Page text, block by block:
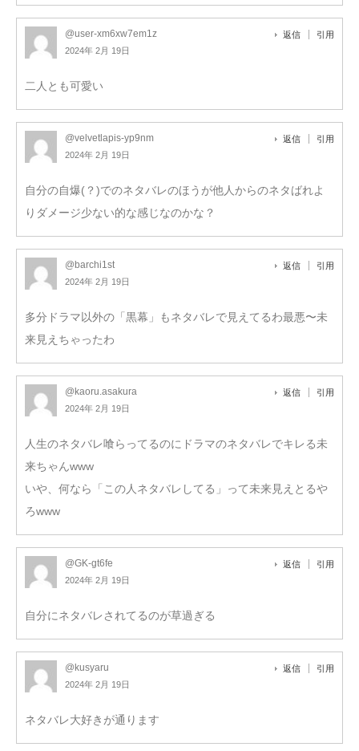
@user-xm6xw7em1z
2024年 2月 19日
返信 引用
二人とも可愛い
@velvetlapis-yp9nm
2024年 2月 19日
返信 引用
自分の自爆(？)でのネタバレのほうが他人からのネタばれよ
りダメージ少ない的な感じなのかな？
@barchi1st
2024年 2月 19日
返信 引用
多分ドラマ以外の「黒幕」もネタバレで見えてるわ最悪〜未
来見えちゃったわ
@kaoru.asakura
2024年 2月 19日
返信 引用
人生のネタバレ喰らってるのにドラマのネタバレでキレる未
来ちゃんwww
いや、何なら「この人ネタバレしてる」って未来見えとるや
ろwww
@GK-gt6fe
2024年 2月 19日
返信 引用
自分にネタバレされてるのが草過ぎる
@kusyaru
2024年 2月 19日
返信 引用
ネタバレ大好きが通ります